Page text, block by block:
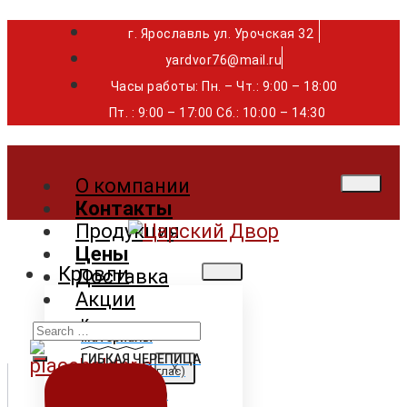
г. Ярославль ул. Урочская 32 ⁣⁣⁣⁣
yardvor76@mail.ru
Часы работы: Пн. – Чт.: 9:00 – 18:00
Пт. : 9:00 – 17:00 Сб.: 10:00 – 14:30
О компании
Контакты
Продукция
Цены
Доставка
Акции
X
Кровли
Кровельные
материалы
ГИБКАЯ ЧЕРЕПИЦА
Shinglas (Шинглас)
Tegola (Тегола)
Search
for: